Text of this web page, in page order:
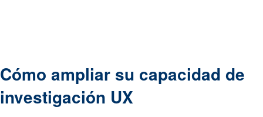
Cómo ampliar su capacidad de
investigación UX